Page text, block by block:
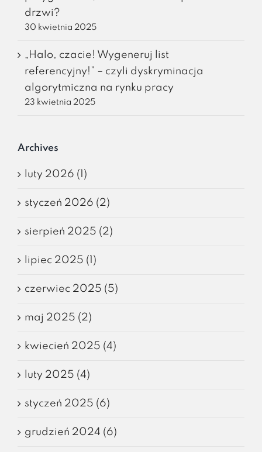
drzwi?
30 kwietnia 2025
„Halo, czacie! Wygeneruj list
referencyjny!” – czyli dyskryminacja
algorytmiczna na rynku pracy
23 kwietnia 2025
Archives
luty 2026 (1)
styczeń 2026 (2)
sierpień 2025 (2)
lipiec 2025 (1)
czerwiec 2025 (5)
maj 2025 (2)
kwiecień 2025 (4)
luty 2025 (4)
styczeń 2025 (6)
grudzień 2024 (6)